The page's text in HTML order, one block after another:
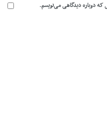
که دوباره دیدگاهی می‌نویسم.